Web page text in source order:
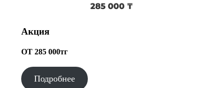
Акция
ОТ 285 000тг
Подробнее